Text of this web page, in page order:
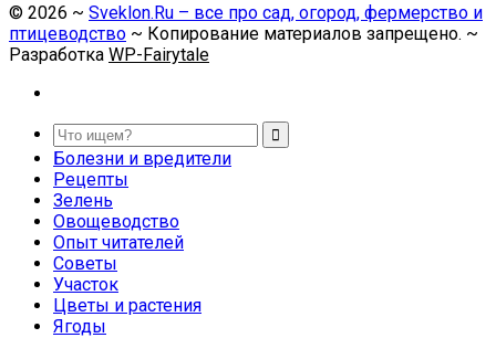
© 2026 ~ Sveklon.Ru – все про сад, огород, фермерство и
птицеводство ~ Копирование материалов запрещено. ~
Разработка WP-Fairytale
Болезни и вредители
Рецепты
Зелень
Овощеводство
Опыт читателей
Советы
Участок
Цветы и растения
Ягоды